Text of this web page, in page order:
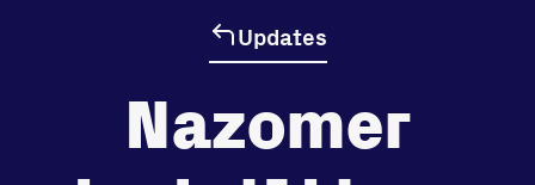
Beheersde
Updates
Nazomer